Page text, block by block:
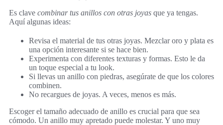
Es clave combinar tus anillos con otras joyas que ya tengas.
Aquí algunas ideas:
Revisa el material de tus otras joyas. Mezclar oro y plata es
una opción interesante si se hace bien.
Experimenta con diferentes texturas y formas. Esto le da
un toque especial a tu look.
Si llevas un anillo con piedras, asegúrate de que los colores
combinen.
No recargues de joyas. A veces, menos es más.
Escoger el tamaño adecuado de anillo es crucial para que sea
cómodo. Un anillo muy apretado puede molestar. Y uno muy